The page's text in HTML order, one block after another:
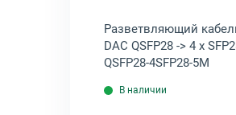
Разветвляющий
DAC QSFP28 -> 4 x
QSFP28-4SFP28-5M
В наличии